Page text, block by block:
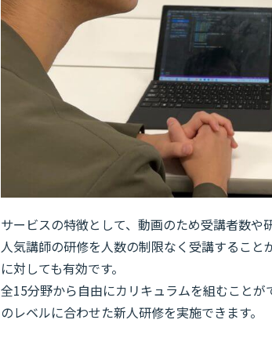
サービスの特徴として、動画のため受講者数
人気講師の研修を人数の制限なく受講するこ
に対しても有効です。
全15分野から自由にカリキュラムを組むこと
のレベルに合わせた新人研修を実施できます。